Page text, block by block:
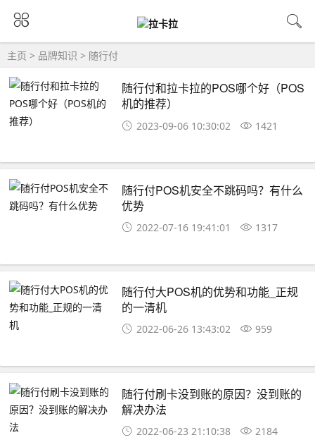
主页 > 品牌知识 > 随行付
随行付和拉卡拉的POS哪个好（POS
机的推荐）
2023-09-06 10:30:02 1421
随行付POS机安全不跳码吗？有什么
优势
2022-07-16 19:41:01 1317
随行付大POS机的优势和功能_正规
的一清机
2022-06-26 13:43:02 959
随行付刷卡没到账的原因？没到账的
解决办法
2022-06-23 21:10:38 2184